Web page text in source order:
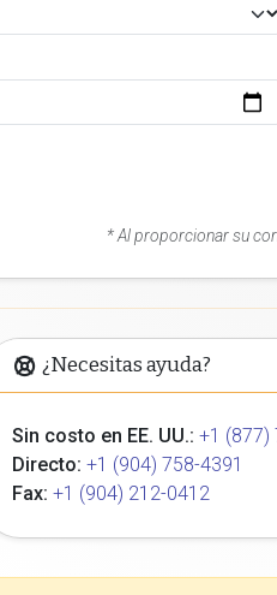
* Al proporcionar su
¿Necesitas ayuda?
Sin costo en EE. UU.: +1 (877)
Directo: +1 (904) 758-4391
Fax: +1 (904) 212-0412